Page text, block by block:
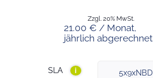
21.00 € / Monat,
jährlich abgerechnet
Zzgl. 20% MwSt.
SLA i 5x9xNBD